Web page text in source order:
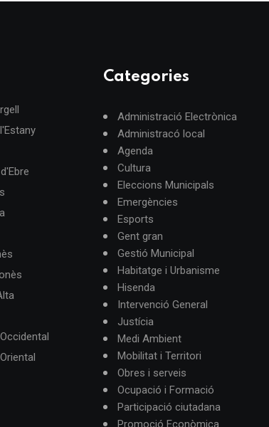
Categories
Administració Electrònica
Administracó local
Agenda
Cultura
Eleccions Municipals
Emergències
Esports
Gent gran
Gestió Municipal
Habitatge i Urbanisme
Hisenda
Intervenció General
Justícia
Medi Ambient
Mobilitat i Territori
Obres i serveis
Ocupació i Formació
Participació ciutadana
Promoció Econòmica